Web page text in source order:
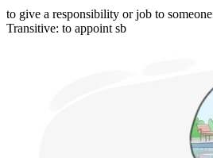
to give a responsibility or job to someone
Transitive: to appoint sb